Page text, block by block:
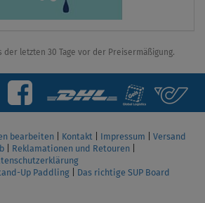
letzten 30 Tage vor der Preisermäßigung.
bearbeiten Kontakt Impressum
Versand
Reklamationen und Retouren
Up Paddling
Das richtige SUP Board